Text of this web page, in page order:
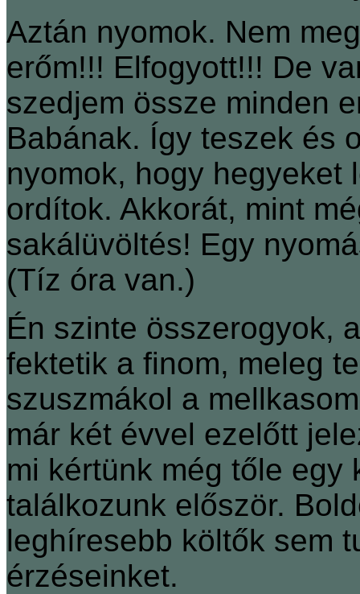
Aztán nyomok. Nem
erőm!!! Elfogyott!!! De
szedjem össze minden
Babának. Így teszek és
nyomok, hogy hegyeket
ordítok. Akkorát, mint
sakálüvöltés! Egy
(Tíz óra van.)
Én szinte összerogyok,
fektetik a finom, meleg
szuszmákol a
már két évvel ezelőtt
mi kértünk még tőle egy
találkozunk először.
leghíresebb költők sem
érzéseinket.